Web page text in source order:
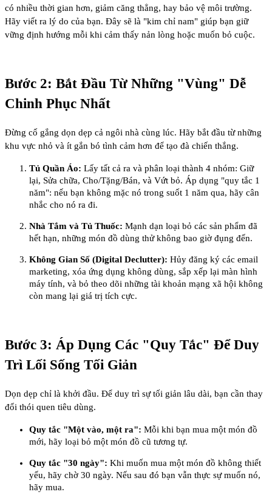
có nhiều thời gian hơn, giảm căng thẳng, hay bảo vệ môi trường.
Hãy viết ra lý do của bạn. Đây sẽ là "kim chỉ nam" giúp bạn giữ
vững định hướng mỗi khi cảm thấy nản lòng hoặc muốn bỏ cuộc.
Bước 2: Bắt Đầu Từ Những "Vùng" Dễ
Chinh Phục Nhất
Đừng cố gắng dọn dẹp cả ngôi nhà cùng lúc. Hãy bắt đầu từ những
khu vực nhỏ và ít gắn bó tình cảm hơn để tạo đà chiến thắng.
Tủ Quần Áo: Lấy tất cả ra và phân loại thành 4 nhóm: Giữ
lại, Sửa chữa, Cho/Tặng/Bán, và Vứt bỏ. Áp dụng "quy tắc 1
năm": nếu bạn không mặc nó trong suốt 1 năm qua, hãy cân
nhắc cho nó ra đi.
Nhà Tắm và Tủ Thuốc: Mạnh dạn loại bỏ các sản phẩm đã
hết hạn, những món đồ dùng thử không bao giờ đụng đến.
Không Gian Số (Digital Declutter): Hủy đăng ký các email
marketing, xóa ứng dụng không dùng, sắp xếp lại màn hình
máy tính, và bỏ theo dõi những tài khoản mạng xã hội không
còn mang lại giá trị tích cực.
Bước 3: Áp Dụng Các "Quy Tắc" Để Duy
Trì Lối Sống Tối Giản
Dọn dẹp chỉ là khởi đầu. Để duy trì sự tối giản lâu dài, bạn cần thay
đổi thói quen tiêu dùng.
Quy tắc "Một vào, một ra": Mỗi khi bạn mua một món đồ
mới, hãy loại bỏ một món đồ cũ tương tự.
Quy tắc "30 ngày": Khi muốn mua một món đồ không thiết
yếu, hãy chờ 30 ngày. Nếu sau đó bạn vẫn thực sự muốn nó,
hãy mua.